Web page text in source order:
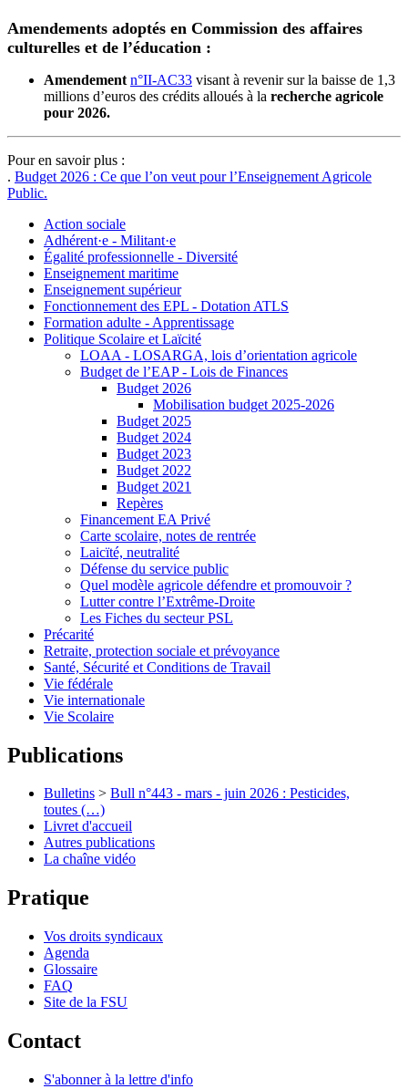
Amendements adoptés en Commission des affaires
culturelles et de l’éducation :
Amendement n°II-AC33 visant à revenir sur la baisse de 1,3
millions d’euros des crédits alloués à la recherche agricole
pour 2026.
Pour en savoir plus :
. Budget 2026 : Ce que l’on veut pour l’Enseignement Agricole
Public.
Action sociale
Adhérent·e - Militant·e
Égalité professionnelle - Diversité
Enseignement maritime
Enseignement supérieur
Fonctionnement des EPL - Dotation ATLS
Formation adulte - Apprentissage
Politique Scolaire et Laïcité
LOAA - LOSARGA, lois d’orientation agricole
Budget de l’EAP - Lois de Finances
Budget 2026
Mobilisation budget 2025-2026
Budget 2025
Budget 2024
Budget 2023
Budget 2022
Budget 2021
Repères
Financement EA Privé
Carte scolaire, notes de rentrée
Laicïté, neutralité
Défense du service public
Quel modèle agricole défendre et promouvoir ?
Lutter contre l’Extrême-Droite
Les Fiches du secteur PSL
Précarité
Retraite, protection sociale et prévoyance
Santé, Sécurité et Conditions de Travail
Vie fédérale
Vie internationale
Vie Scolaire
Publications
Bulletins > Bull n°443 - mars - juin 2026 : Pesticides,
toutes (…)
Livret d'accueil
Autres publications
La chaîne vidéo
Pratique
Vos droits syndicaux
Agenda
Glossaire
FAQ
Site de la FSU
Contact
S'abonner à la lettre d'info